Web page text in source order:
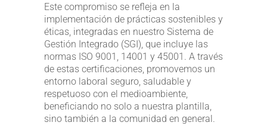
Este compromiso se refleja en la
implementación de prácticas sostenibles y
éticas, integradas en nuestro Sistema de
Gestión Integrado (SGI), que incluye las
normas ISO 9001, 14001 y 45001. A través
de estas certificaciones, promovemos un
entorno laboral seguro, saludable y
respetuoso con el medioambiente,
beneficiando no solo a nuestra plantilla,
sino también a la comunidad en general.